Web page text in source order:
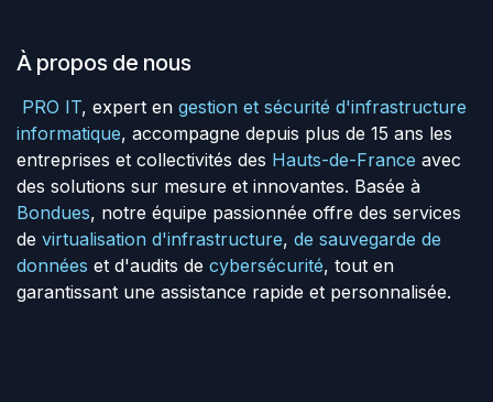
À propos de nous
PRO IT, expert en gestion et sécurité d'infrastructure
informatique, accompagne depuis plus de 15 ans les
entreprises et collectivités des Hauts-de-France avec
des solutions sur mesure et innovantes. Basée à
Bondues, notre équipe passionnée offre des services
de virtualisation d'infrastructure, de sauvegarde de
données et d'audits de cybersécurité, tout en
garantissant une assistance rapide et personnalisée.